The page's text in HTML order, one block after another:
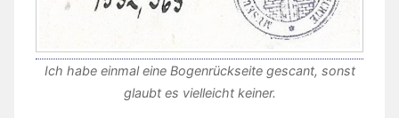
Ich habe einmal eine Bogenrückseite gescant, sonst
glaubt es vielleicht keiner.